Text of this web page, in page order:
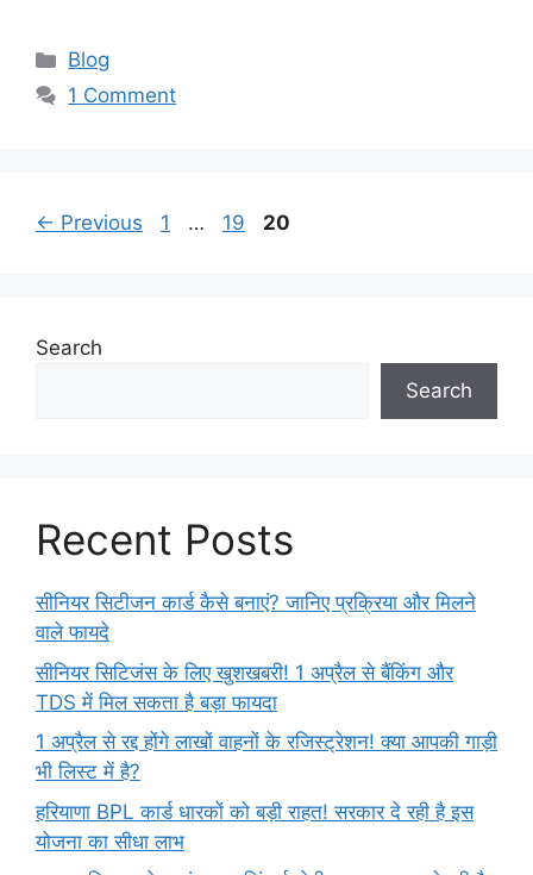
Categories
Blog
1 Comment
← Previous Page
1 … Page
19 Page
20
Search
Search
Recent Posts
सीनियर सिटीजन कार्ड कैसे बनाएं? जानिए प्रक्रिया और मिलने
वाले फायदे
सीनियर सिटिजंस के लिए खुशखबरी! 1 अप्रैल से बैंकिंग और
TDS में मिल सकता है बड़ा फायदा
1 अप्रैल से रद्द होंगे लाखों वाहनों के रजिस्ट्रेशन! क्या आपकी गाड़ी
भी लिस्ट में है?
हरियाणा BPL कार्ड धारकों को बड़ी राहत! सरकार दे रही है इस
योजना का सीधा लाभ